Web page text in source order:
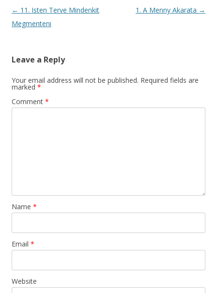
Post
navigation
← 11. Isten Terve Mindenkit
Megmenteni
1. A Menny Akarata →
Leave a Reply
Your email address will not be published. Required fields are
marked *
Comment *
Name *
Email *
Website